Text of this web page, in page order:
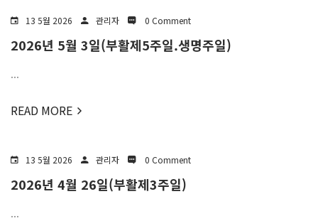
13 5월 2026 관리자 0 Comment
2026년 5월 3일(부활제5주일.생명주일)
...
READ MORE
13 5월 2026 관리자 0 Comment
2026년 4월 26일(부활제3주일)
...